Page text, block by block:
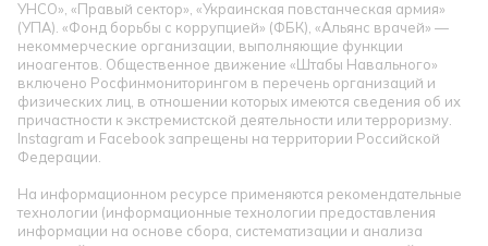
УНСО», «Правый сектор», «Украинская повстанческая армия»
(УПА). «Фонд борьбы с коррупцией» (ФБК), «Альянс врачей» —
некоммерческие организации, выполняющие функции
иноагентов. Общественное движение «Штабы Навального»
включено Росфинмониторингом в перечень организаций и
физических лиц, в отношении которых имеются сведения об их
причастности к экстремистской деятельности или терроризму.
Instagram и Facebook запрещены на территории Российской
Федерации.
На информационном ресурсе применяются рекомендательные
технологии (информационные технологии предоставления
информации на основе сбора, систематизации и анализа